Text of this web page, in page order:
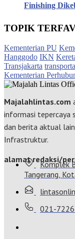
Finishing
TOPIK
Kementerian PU
Hanggodo IKN
Transjakarta
Kementerian
Majalahlintas.com
informasi tepercaya
dan berita aktual
Infrastruktur.
alamat redaksi/
Komplek
Tangerang,
021-